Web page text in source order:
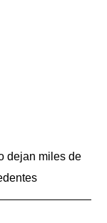
dejan miles de